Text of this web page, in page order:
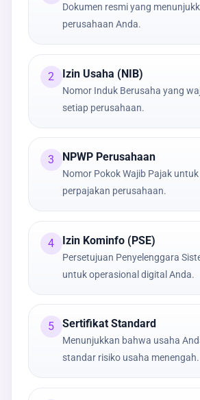
Dokumen resmi yang
perusahaan Anda.
2 Izin Usaha (NIB)
Nomor Induk Berusaha yang
setiap perusahaan.
3 NPWP Perusahaan
Nomor Pokok Wajib Pajak
perpajakan perusahaan.
4 Izin Kominfo (PSE)
Persetujuan Penyelenggara
untuk operasional digital Anda.
5 Sertifikat Standard
Menunjukkan bahwa usaha
standar risiko usaha menengah.